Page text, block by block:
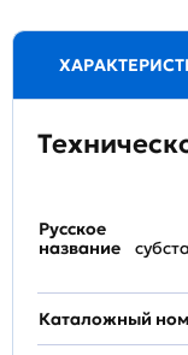
Русское
название
Каталожный